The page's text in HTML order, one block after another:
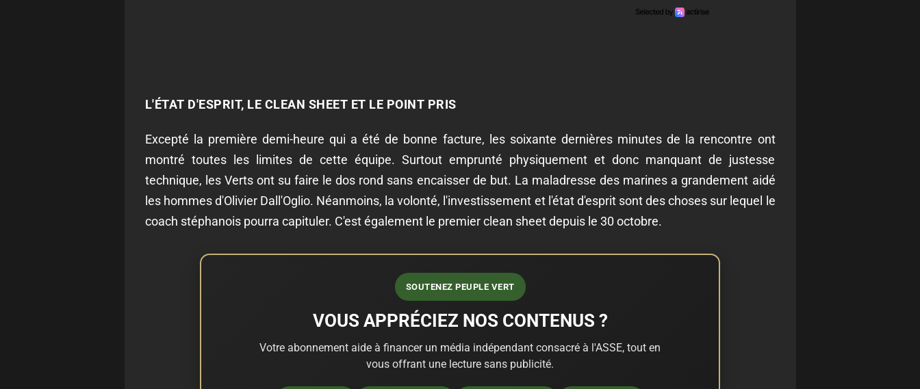
L'ÉTAT D'ESPRIT, LE CLEAN SHEET ET LE POINT PRIS
Excepté la première demi-heure qui a été de bonne facture, les soixante dernières minutes de la rencontre ont
montré toutes les limites de cette équipe. Surtout emprunté physiquement et donc manquant de justesse
technique, les Verts ont su faire le dos rond sans encaisser de but. La maladresse des marines a grandement aidé
les hommes d'Olivier Dall'Oglio. Néanmoins, la volonté, l'investissement et l'état d'esprit sont des choses sur lequel le
coach stéphanois pourra capituler. C'est également le premier clean sheet depuis le 30 octobre.
SOUTENEZ PEUPLE VERT
VOUS APPRÉCIEZ NOS CONTENUS ?
Votre abonnement aide à financer un média indépendant consacré à l'ASSE, tout en
vous offrant une lecture sans publicité.